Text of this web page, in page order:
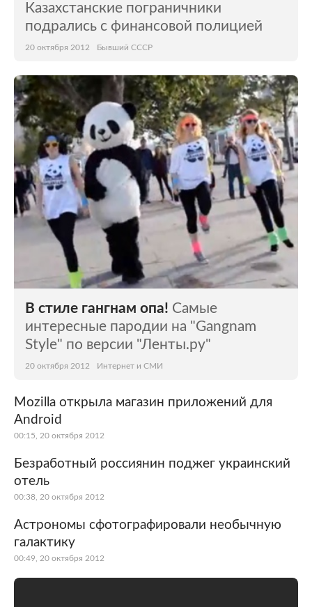
Казахстанские пограничники
подрались с финансовой полицией
20 октября 2012 Бывший СССР
В стиле гангнам опа! Самые
интересные пародии на "Gangnam
Style" по версии "Ленты.ру"
20 октября 2012 Интернет и СМИ
Mozilla открыла магазин приложений для
Android
00:15, 20 октября 2012
Безработный россиянин поджег украинский
отель
00:38, 20 октября 2012
Астрономы сфотографировали необычную
галактику
00:49, 20 октября 2012